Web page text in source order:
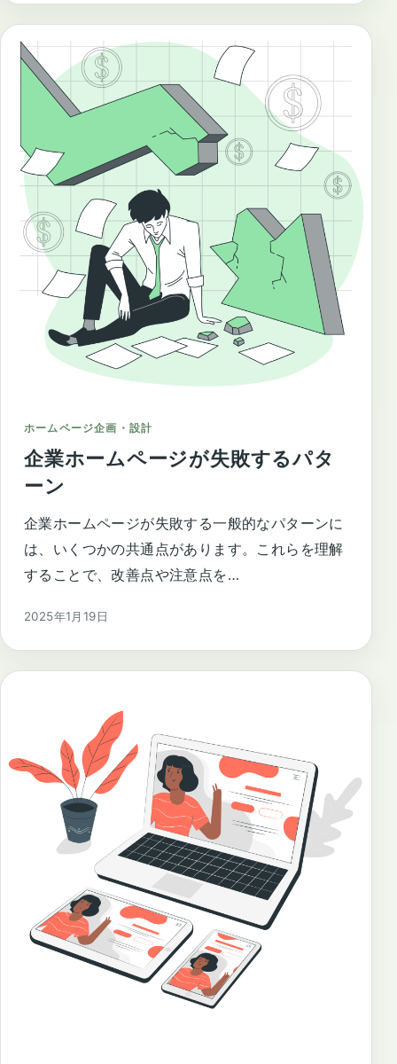
ホームページ企画・設計
企業ホームページが失敗するパタ
ーン
企業ホームページが失敗する一般的なパターンに
は、いくつかの共通点があります。これらを理解
することで、改善点や注意点を…
2025年1月19日